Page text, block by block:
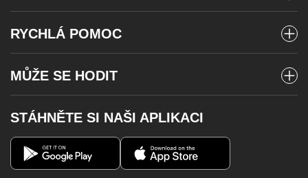
Pevný internet
Telefony a zařízení
Magenta 1 Business
RYCHLÁ POMOC
Stav objednávky
Roaming
Kontakty
MŮŽE SE HODIT
Vyzvednout MMS
Moje firma
STÁHNĚTE SI NAŠI APLIKACI